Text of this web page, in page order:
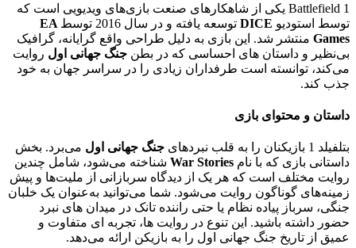
Battlefield 1 یکی از شاهکارهای صنعت بازی‌های ویدیویی است که
توسط استودیو DICE توسعه یافته و در سال 2016 توسط
EA
Games منتشر شد. این بازی به دلیل طراحی واقع‌ گرایانه، گرافیک
بی‌نظیر و داستان‌ های احساسی که در بطن جنگ جهانی اول روایت
می‌کند، توانسته است طرفداران زیادی را در سراسر جهان به خود
جذب کند.
داستان و محتوای بازی
بتلفیلد 1 بازیکنان را به قلب نبردهای جنگ جهانی اول می‌برد. بخش
داستانی بازی که با نام War Stories شناخته می‌شود، شامل چندین
روایت مختلف است که هر یک از دیدگاه سربازانی از ملیت‌ها و پیش‌
زمینه‌های گوناگون روایت می‌شود. شما می‌توانید به‌عنوان یک خلبان
جنگی، سرباز پیاده‌ نظام یا حتی راننده تانک در میدان‌ های نبرد
حضور داشته باشید. این تنوع در روایت‌ ها، تجربه‌ ای متفاوت و
عمیق از تاریخ جنگ جهانی اول را به بازیکن ارائه می‌دهد.